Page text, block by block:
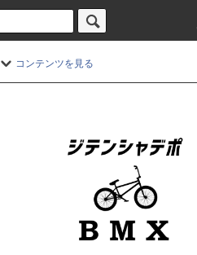
コンテンツを見る